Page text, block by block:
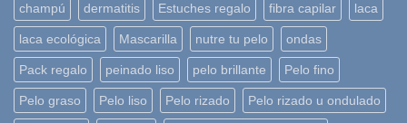
champú dermatitis Estuches regalo fibra capilar laca
laca ecológica Mascarilla nutre tu pelo ondas
Pack regalo peinado liso pelo brillante Pelo fino
Pelo graso Pelo liso Pelo rizado Pelo rizado u ondulado